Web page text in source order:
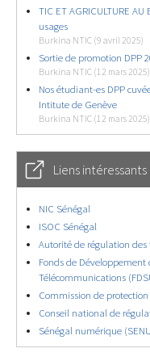
TIC ET AGRICULTURE
usages
Burkina NTIC (9 avril 2025)
Sortie de promotion DPP
Burkina NTIC (12 mars 2025)
Nos étudiant-es DPP
Intitute de Genève
Burkina NTIC (12 mars 2025)
Liens intéressants
NIC Sénégal
ISOC Sénégal
Autorité de régulation des
Fonds de Développement
Télécommunications
Commission de
Conseil national de
Sénégal numérique